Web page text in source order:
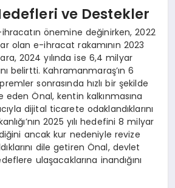
ve Destekler
önemine değinirken, 2022
olan e-ihracat rakamının 2023
2024 yılında ise 6,4 milyar
belirtti. Kahramanmaraş’ın 6
sonrasında hızlı bir şekilde
eden Önal, kentin kalkınmasına
dijital ticarete odaklandıklarını
2025 yılı hedefini 8 milyar
ancak kur nedeniyle revize
dile getiren Önal, devlet
ulaşacaklarına inandığını